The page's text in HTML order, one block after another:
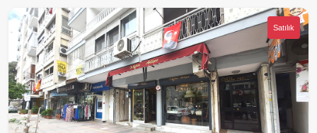
Satılık